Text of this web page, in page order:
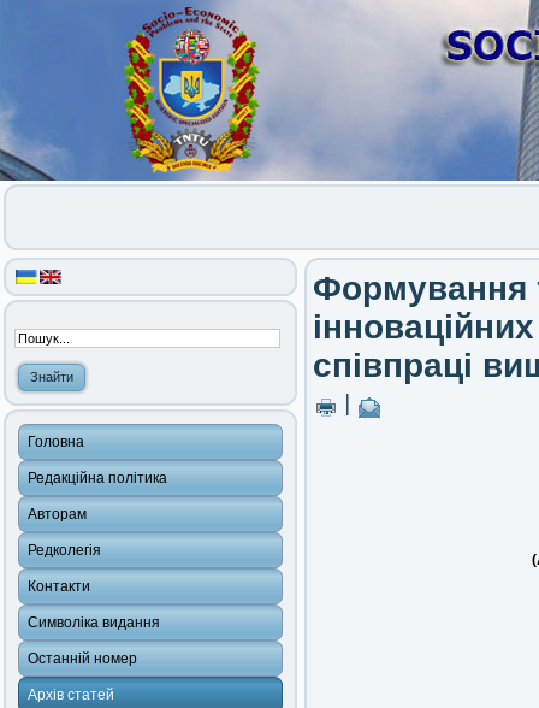
Головна
Редакційна політика
Авторам
Редколегія
Контакти
Символіка видання
Останній номер
Архів статей
Формування
співпраці